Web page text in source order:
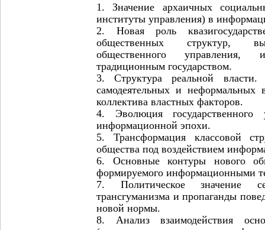
1. Значение архаичных
институты управления) в
2. Новая роль
общественных структур,
общественного управления,
традиционным государством.
3. Структура реальной власти.
самодеятельных и
коллектива властных факторов.
4. Эволюция государственного
информационной эпохи.
5. Трансформация классовой
общества под воздействием
6. Основные контуры нового
формируемого информационными
7. Политическое значение
трансгуманизма и пропаганды
новой нормы.
8. Анализ взаимодействия